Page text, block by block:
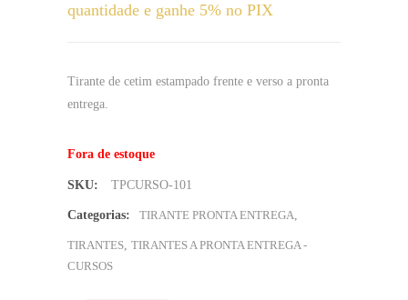
quantidade e ganhe 5% no PIX
Tirante de cetim estampado frente e verso a pronta
entrega.
Fora de estoque
SKU: TPCURSO-101
Categorias: TIRANTE PRONTA ENTREGA,
TIRANTES, TIRANTES A PRONTA ENTREGA -
CURSOS